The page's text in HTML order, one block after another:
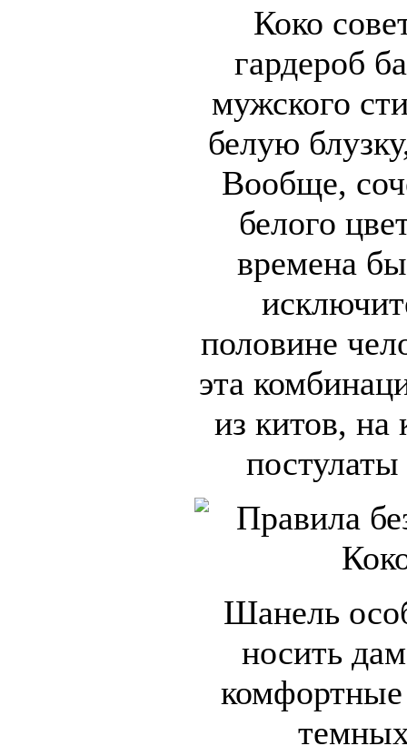
Коко
гардероб
мужского
белую
Вообще,
белого
времена
половине
эта
из китов, на
Шанель
носить